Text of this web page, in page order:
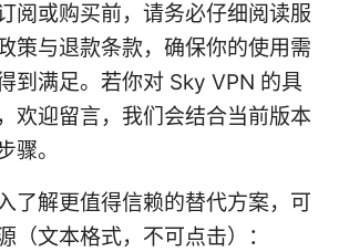
阅或购买前，请务必仔细阅读服
策与退款条款，确保你的使用需
到满足。若你对 Sky VPN 的具
欢迎留言，我们会结合当前版本
骤。
了解更值得信赖的替代方案，可
（文本格式，不可点击）：